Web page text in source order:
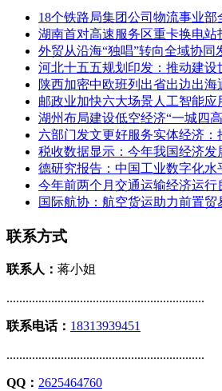
18个铁路局集团公司物流事业部
湖南首对高速服务区重卡换电站
外贸从沿海“独唱”转向全域协同
河北十五五规划印发：推动建设
陕西加密中欧班列出省出边出海
邮政业加快六大场景人工智能应
湖州布局建设低空经济“一城四
六部门发文更好服务实体经济：
税收数据显示：今年我国经济发
德研究报告：中国工业数字化水
今年前两个月交通运输经济运行
国际航协：航空货运助力前置贸
联系方式
联系人： 蒋小姐
..............................................................
联系电话： 18313939451
..............................................................
QQ： 2625464760